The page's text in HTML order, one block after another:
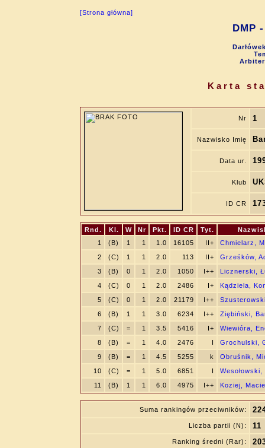
[Strona główna]
DMP
Karta
Nr 1
Nazwisko Imię
Data ur.
Klub
ID CR
Rnd. Kl. W Nr Pkt. ID CR Tyt.
1
(B) 1 1 1.0 16105 II+
Chmielarz,
2
(C) 1 1 2.0 113 II+
Grześków,
3
(B) 0 1 2.0 1050 I++
Licznerski,
4
(C) 0 1 2.0 2486 I+
Kądziela,
5
(C) 0 1 2.0 21179 I++
6
(B) 1 1 3.0 6234 I++
Ziębiński,
7
(C) = 1 3.5 5416 I+
Wiewióra,
8
(B) = 1 4.0 2476 I
Grochulski,
9
(B) = 1 4.5 5255 k
Obruśnik,
10
(C) = 1 5.0 6851 I
Wesołowski,
11
(B) 1 1 6.0 4975 I++ Koziej,
Suma rankingów przeciwników:
Liczba partii (N): 11
Ranking średni (Rar):